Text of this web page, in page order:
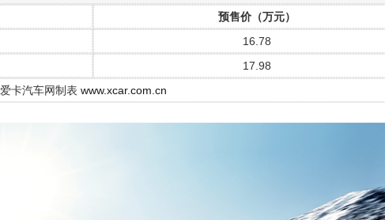
预售价（万元）
16.78
17.98
爱卡汽车网制表 www.xcar.com.cn